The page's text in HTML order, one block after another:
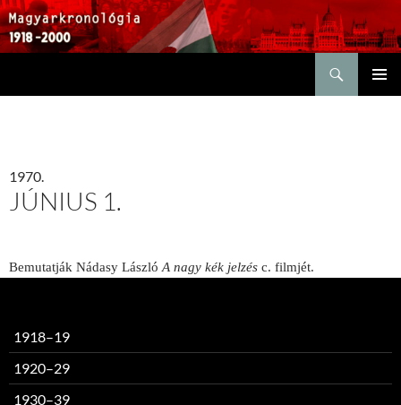
1970.
JÚNIUS 1.
Bemutatják Nádasy László A nagy kék jelzés c. filmjét.
1918–19
1920–29
1930–39